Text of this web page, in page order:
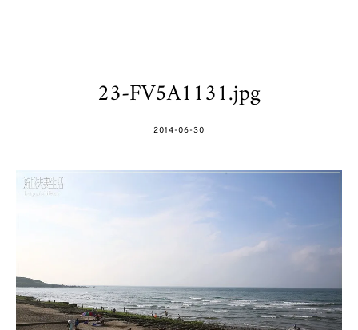
23-FV5A1131.jpg
POSTED
2014-06-30